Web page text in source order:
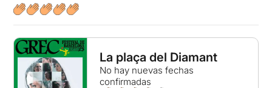
La plaça del Diamant
No hay nuevas fechas
confirmadas